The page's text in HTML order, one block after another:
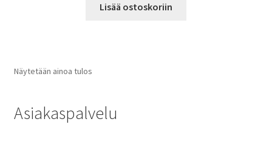
Lisää ostoskoriin
Näytetään ainoa tulos
Asiakaspalvelu